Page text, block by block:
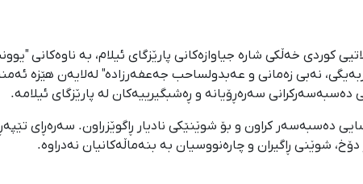
١٤٠٤؛ لە ٩ هەتا ٢٢ی ڕێبەندانی ١٤٠٤ـەوە، لانیکەم ٨ هاووڵاتیی کوردی خەڵکی شارە جیاوازەکانی پارێزگای
نەبی زەمانی و عەبدولساحب جەعفەرزادە" لەلایەن هێزە
سەرەڕۆیانە و ڕەشبگیرییەکان لە پارێزگای ئیلامە.
دەسبەسەر کراون و بۆ شوێنێکی نادیار ڕاگوێزراون. سەرەڕای